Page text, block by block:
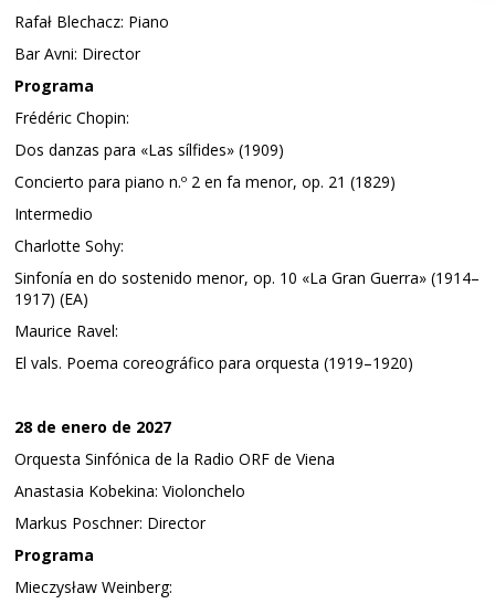
Rafał Blechacz: Piano
Bar Avni: Director
Programa
Frédéric Chopin:
Dos danzas para «Las sílfides» (1909)
Concierto para piano n.º 2 en fa menor, op. 21 (1829)
Intermedio
Charlotte Sohy:
Sinfonía en do sostenido menor, op. 10 «La Gran Guerra» (1914–
1917) (EA)
Maurice Ravel:
El vals. Poema coreográfico para orquesta (1919–1920)
28 de enero de 2027
Orquesta Sinfónica de la Radio ORF de Viena
Anastasia Kobekina: Violonchelo
Markus Poschner: Director
Programa
Mieczysław Weinberg: